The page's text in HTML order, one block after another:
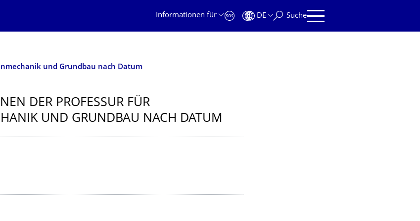
Informationen für
DE Suche
und Grundbau nach Datum
DER PROFESSUR FÜR
UND GRUNDBAU NACH DATUM